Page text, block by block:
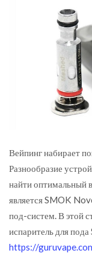
Вейпинг набирает
Разнообразие
найти оптимальный
является SMOK
под-систем. В этой
испаритель для
https://